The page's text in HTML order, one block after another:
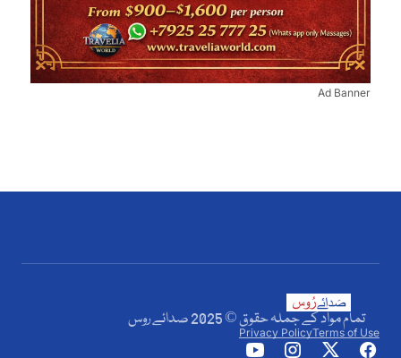
Ad Banner
تمام مواد کے جملہ حقوق © 2025 صدائے روس
Terms of Use
Privacy Policy